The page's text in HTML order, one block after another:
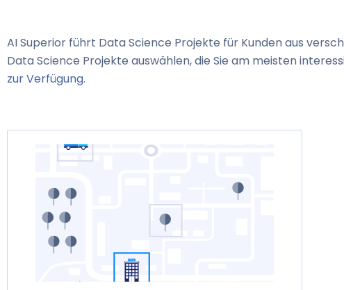
AI Superior führt Data Science Projekte für Kunden aus
Data Science Projekte auswählen, die Sie am meisten
zur Verfügung.